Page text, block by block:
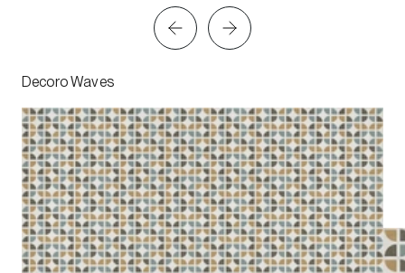
Decoro Waves